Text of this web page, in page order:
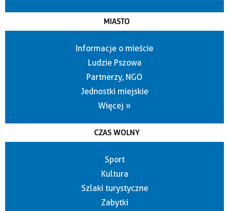
MIASTO
Informacje o mieście
Ludzie Pszowa
Partnerzy, NGO
Jednostki miejskie
Więcej »
CZAS WOLNY
Sport
Kultura
Szlaki turystyczne
Zabytki